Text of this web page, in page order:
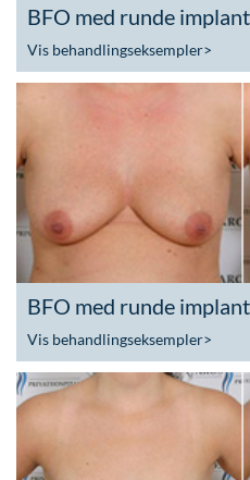
BFO med runde
Vis behandlingseksempler>
BFO med runde
Vis behandlingseksempler>